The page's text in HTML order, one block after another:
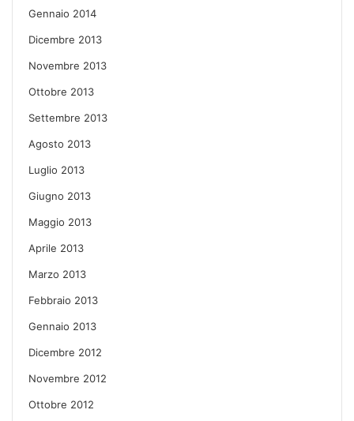
Gennaio 2014
Dicembre 2013
Novembre 2013
Ottobre 2013
Settembre 2013
Agosto 2013
Luglio 2013
Giugno 2013
Maggio 2013
Aprile 2013
Marzo 2013
Febbraio 2013
Gennaio 2013
Dicembre 2012
Novembre 2012
Ottobre 2012